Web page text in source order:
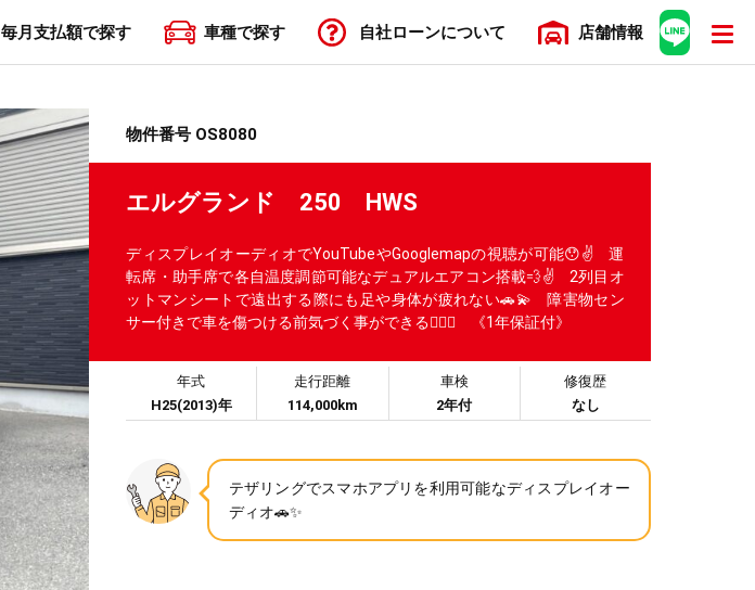
毎月支払額で探す 車種で探す 自社ローンについて 店舗情報
物件番号 OS8080
エルグランド 250 HWS
ディスプレイオーディオでYouTubeやGooglemapの視聴が可能😯✌️ 運
転席・助手席で各自温度調節可能なデュアルエアコン搭載💨✌️ 2列目オ
ットマンシートで遠出する際にも足や身体が疲れない🚗💫 障害物セン
サー付きで車を傷つける前気づく事ができる😮‍💨✨ 《1年保証付》
年式
H25(2013)年
走行距離
114,000km
車検
2年付
修復歴
なし
テザリングでスマホアプリを利用可能なディスプレイオー
ディオ🚗✨